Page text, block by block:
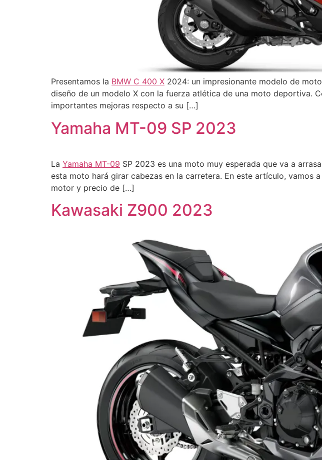
Presentamos la BMW C 400 X 2024: un impresionante modelo de
diseño de un modelo X con la fuerza atlética de una moto deportiva.
importantes mejoras respecto a su […]
Yamaha MT-09 SP 2023
La Yamaha MT-09 SP 2023 es una moto muy esperada que va a
esta moto hará girar cabezas en la carretera. En este artículo, vamos
motor y precio de […]
Kawasaki Z900 2023